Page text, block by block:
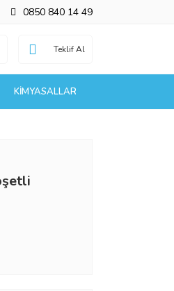
0850 840 14 49
Teklif Al
KIMYASALLAR